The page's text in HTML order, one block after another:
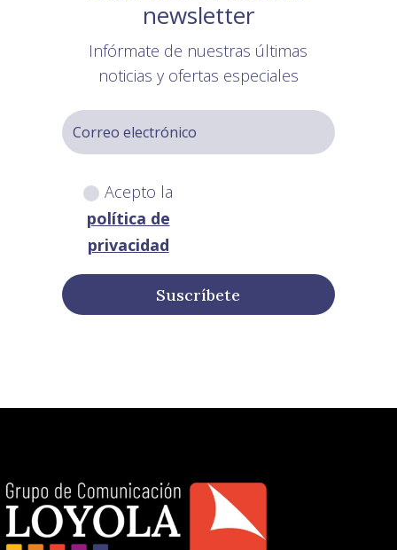
newsletter
Infórmate de nuestras últimas
noticias y ofertas especiales
Acepto la
política de
privacidad
Suscríbete